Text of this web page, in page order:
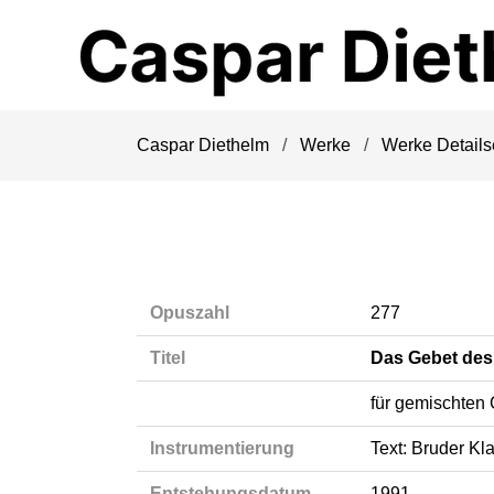
überspringen
Caspar Diethelm Werke Werke
Opuszahl 277
Titel Das Gebet
für gemischten
Instrumentierung Text: Bruder